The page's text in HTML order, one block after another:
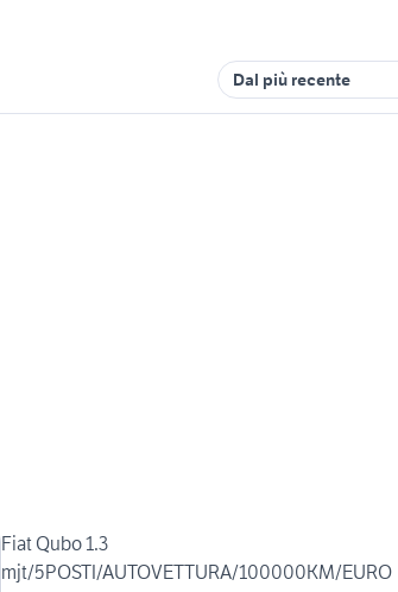
Dal più recente
Fiat Qubo 1.3
mjt/5POSTI/AUTOVETTURA/100000KM/EURO